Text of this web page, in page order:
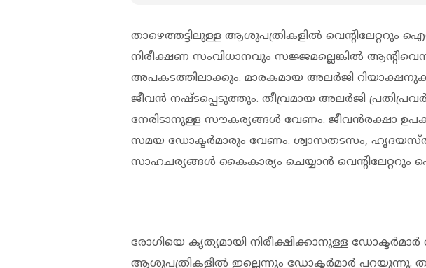
താഴെത്തട്ടിലുള്ള ആശുപത്രികളിൽ
നിരീക്ഷണ സംവിധാനവും സജ്ജമല്ലെങ്കിൽ
അപകടത്തിലാക്കും. മാരകമായ അലർജി
ജീവൻ നഷ്ടപ്പെടുത്തും. തീവ്രമായ അലർജി
നേരിടാനുള്ള സൗകര്യങ്ങൾ വേണം. ജീവൻരക്ഷാ
സമയ ഡോക്ടർമാരും വേണം. ശ്വാസതടസം,
സാഹചര്യങ്ങൾ കൈകാര്യം ചെയ്യാൻ
രോഗിയെ കൃത്യമായി നിരീക്ഷിക്കാനുള്ള
ആശുപത്രികളിൽ ഇല്ലെന്നും ഡോക്ടർമാർ പറയുന്നു.